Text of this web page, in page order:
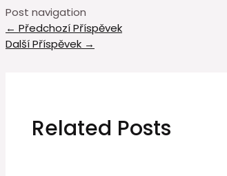
Post navigation
← Předchozí Příspěvek
Další Příspěvek →
Related Posts